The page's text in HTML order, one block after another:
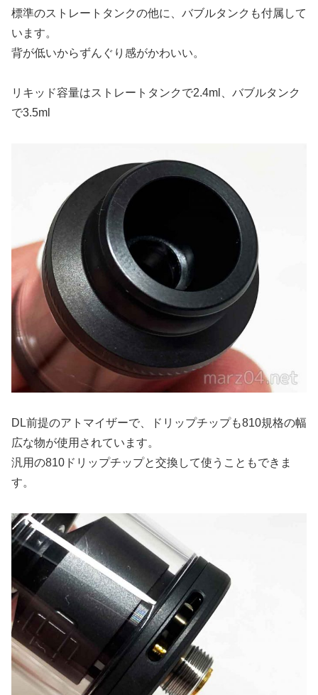
標準のストレートタンクの他に、バブルタンクも付属して
います。
背が低いからずんぐり感がかわいい。
リキッド容量はストレートタンクで2.4ml、バブルタンク
で3.5ml
DL前提のアトマイザーで、ドリップチップも810規格の幅
広な物が使用されています。
汎用の810ドリップチップと交換して使うこともできま
す。